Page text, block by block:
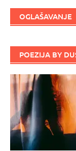
OGLAŠAVANJE
POEZIJA BY